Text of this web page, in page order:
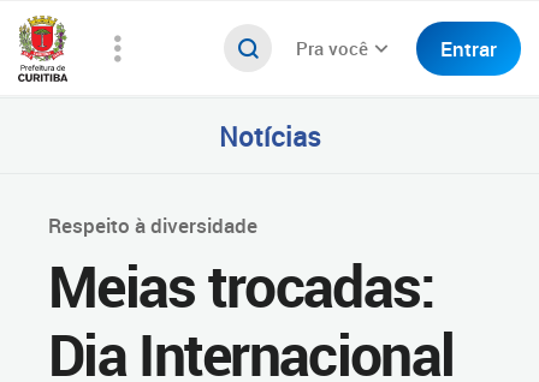
Pra você Entrar
Notícias
Respeito à diversidade
Meias trocadas:
Dia Internacional